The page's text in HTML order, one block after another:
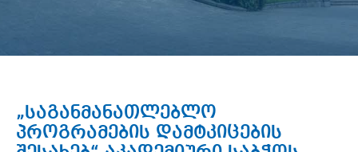
„საგანმანათლებლო
პროგრამების დამტკიცების